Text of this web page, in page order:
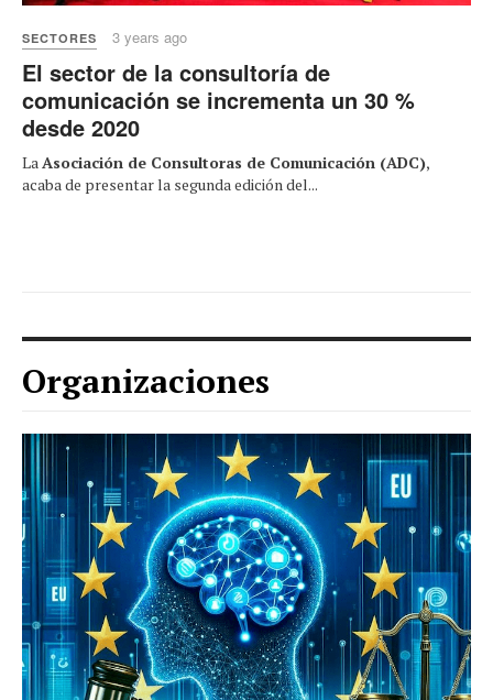
SECTORES 3 years ago
El sector de la consultoría de
comunicación se incrementa un 30 %
desde 2020
La Asociación de Consultoras de Comunicación (ADC),
acaba de presentar la segunda edición del...
Organizaciones